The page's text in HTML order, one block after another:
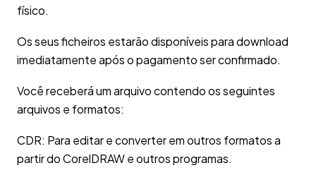
físico.
Os seus ficheiros estarão disponíveis para download
imediatamente após o pagamento ser confirmado.
Você receberá um arquivo contendo os seguintes
arquivos e formatos:
CDR: Para editar e converter em outros formatos a
partir do CorelDRAW e outros programas.